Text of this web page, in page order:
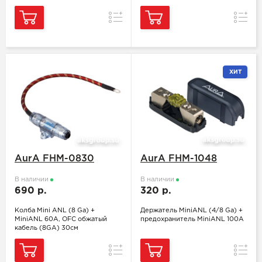
Сравнение
AurA FHM-0830
В наличии
690 р.
Колба Mini ANL (8 Ga) +
MiniANL 60A, OFC обжатый
кабель (8GA) 30см
Сравнение
ХИТ
AurA FHM-1048
В наличии
320 р.
Держатель MiniANL (4/8 Ga) +
предохранитель MiniANL 100A